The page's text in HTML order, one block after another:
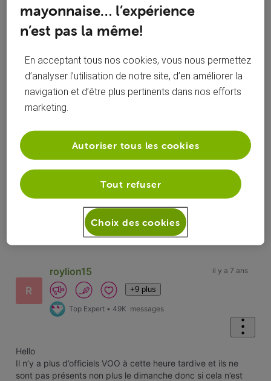
Réponses
Oldest First
Selected
First
R
roylion15
+9 plus
Top Expert • 49K messages
il y a 7 ans
Hello
Il n’y a plus d’officiels VOO à cette heure tardive et ils ne
sont pas présents non plus le dimanche donc si cela n’est
mayonnaise… l’expérience
n’est pas la même!
En acceptant tous nos cookies, vous nous permettez
d’analyser l’utilisation de notre site, d’en améliorer la
navigation et d’être plus pertinents dans nos efforts
marketing.
Tout refuser
Autoriser tous les cookies
Choix des cookies